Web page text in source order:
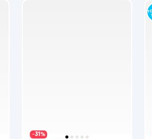
−31 %